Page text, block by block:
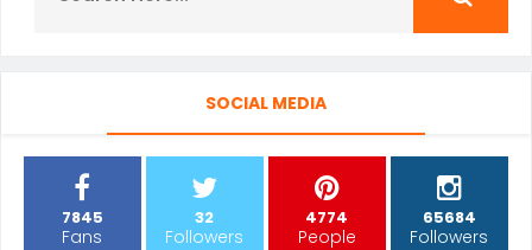
SOCIAL MEDIA
7845
Fans
32
Followers
4774
People
65684
Followers